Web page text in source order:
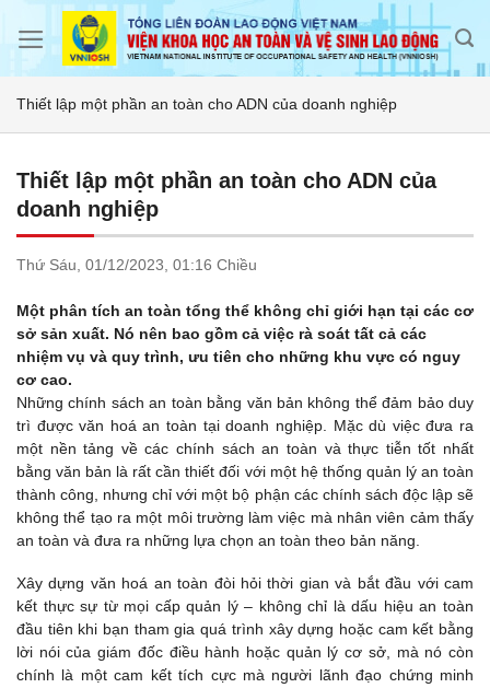
Thiết lập một phần an toàn cho ADN của doanh nghiệp
Thiết lập một phần an toàn cho ADN của
doanh nghiệp
Thứ Sáu, 01/12/2023, 01:16 Chiều
Một phân tích an toàn tổng thể không chỉ giới hạn tại các cơ
sở sản xuất. Nó nên bao gồm cả việc rà soát tất cả các
nhiệm vụ và quy trình, ưu tiên cho những khu vực có nguy
cơ cao.
Những chính sách an toàn bằng văn bản không thể đảm bảo duy
trì được văn hoá an toàn tại doanh nghiệp. Mặc dù việc đưa ra
một nền tảng về các chính sách an toàn và thực tiễn tốt nhất
bằng văn bản là rất cần thiết đối với một hệ thống quản lý an toàn
thành công, nhưng chỉ với một bộ phận các chính sách độc lập sẽ
không thể tạo ra một môi trường làm việc mà nhân viên cảm thấy
an toàn và đưa ra những lựa chọn an toàn theo bản năng.
Xây dựng văn hoá an toàn đòi hỏi thời gian và bắt đầu với cam
kết thực sự từ mọi cấp quản lý – không chỉ là dấu hiệu an toàn
đầu tiên khi bạn tham gia quá trình xây dựng hoặc cam kết bằng
lời nói của giám đốc điều hành hoặc quản lý cơ sở, mà nó còn
chính là một cam kết tích cực mà người lãnh đạo chứng minh